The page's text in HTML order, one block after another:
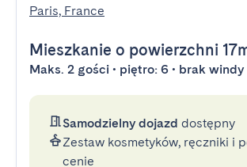
Paris, France
Mieszkanie o powierzchni
Maks. 2 gości • piętro: 6 • brak windy
Samodzielny dojazd dostępny
Zestaw kosmetyków, ręczniki i
cenie